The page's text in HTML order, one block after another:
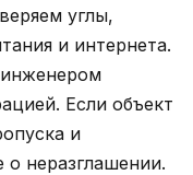
углы,
и интернета.
Если объект
и
неразглашении.